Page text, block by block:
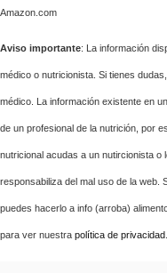
Amazon.com
Aviso importante: La información
médico o nutricionista. Si tienes
médico. La información existente en
de un profesional de la nutrición, por
nutricional acudas a un nutircionista
responsabiliza del mal uso de la web.
puedes hacerlo a info (arroba)
para ver nuestra política de privacidad